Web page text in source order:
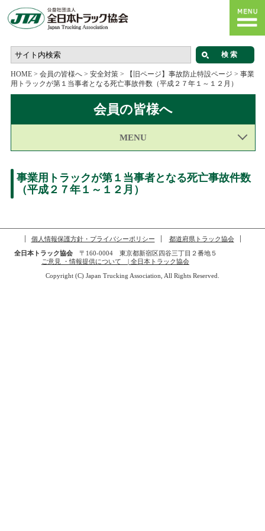
HOME> 会員の皆様へ> 安全対策> 【旧ページ】事故防止特設ページ > 事業
用トラックが第１当事者となる死亡事故件数（平成２７年１～１２月）
会員の皆様へ
MENU
事業用トラックが第１当事者となる死亡事故件数
（平成２７年１～１２月）
個人情報保護方針・プライバシーポリシー
都道府県トラック協会
全日本トラック協会〒160-0004 東京都新宿区四谷三丁目２番地５
ご意見 ・情報提供について | 全日本トラック協会
Copyright (C) Japan Trucking Association, All Rights Reserved.